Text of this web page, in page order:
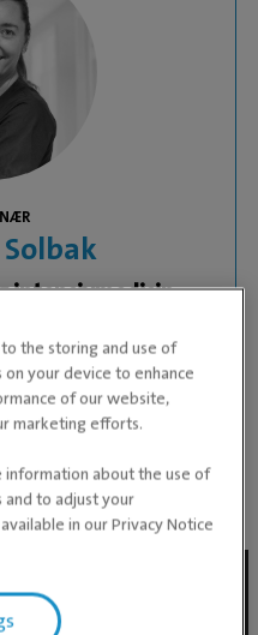
intensivmedisin
the storing and use of
your device to enhance
of our website,
marketing efforts.
information about the use of
and to adjust your
in our Privacy Notice